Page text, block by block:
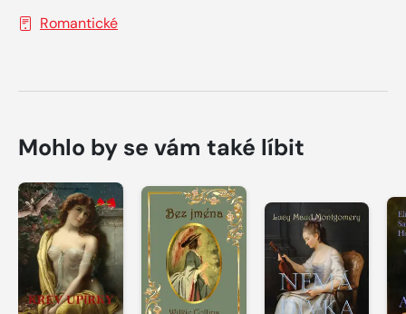
Romantické
Mohlo by se vám také líbit